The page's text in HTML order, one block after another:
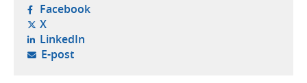
Facebook- öppnas i ny flik, extern webbplats,
X- öppnas i ny flik, extern webbplats,
LinkedIn- öppnas i ny flik, extern webbplats,
E-post- öppnar din e-postklient,